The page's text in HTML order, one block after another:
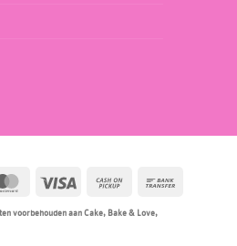
MasterCardVisa
Cash
voorbehouden aan Cake, Bake & Love,